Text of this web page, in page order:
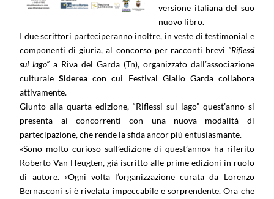
versione italiana del suo
nuovo libro.
I due scrittori parteciperanno inoltre, in veste di testimonial e
componenti di giuria, al concorso per racconti brevi “Riflessi
sul lago”a Riva del Garda (Tn), organizzato dall’associazione
culturaleSidereacon cui Festival Giallo Garda collabora
attivamente.
Giunto alla quarta edizione, “Riflessi sul lago” quest’anno si
presenta ai concorrenti con una nuova modalità di
partecipazione, che rende la sfida ancor più entusiasmante.
«Sono molto curioso sull’edizione di quest’anno» ha riferito
Roberto Van Heugten, già iscritto alle prime edizioni in ruolo
di autore. «Ogni volta l’organizzazione curata da Lorenzo
Bernasconi si è rivelata impeccabile e sorprendente. Ora che